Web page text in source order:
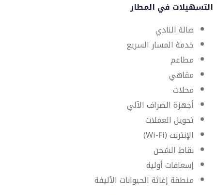
التسهيلات في المطار
صالة النادي
خدمة المسار السريع
مطاعم
مقاهي
محلات
أجهزة الصراف الآلي
تحويل العملات
الإنترنت (Wi-Fi)
نقاط الشحن
إسعافات أولية
منطقة إغاثة الحيوانات الأليفة